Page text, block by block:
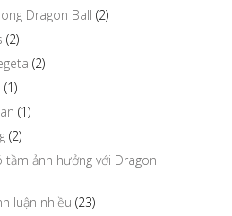
Dragon Ball (2)
(2)
(2)
(1)
(1)
(2)
tầm ảnh hưởng với Dragon
luận nhiều (23)